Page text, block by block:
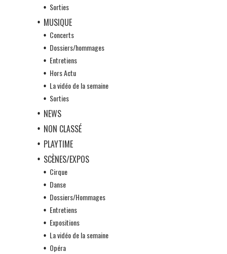
Sorties
MUSIQUE
Concerts
Dossiers/hommages
Entretiens
Hors Actu
La vidéo de la semaine
Sorties
NEWS
NON CLASSÉ
PLAYTIME
SCÈNES/EXPOS
Cirque
Danse
Dossiers/Hommages
Entretiens
Expositions
La vidéo de la semaine
Opéra